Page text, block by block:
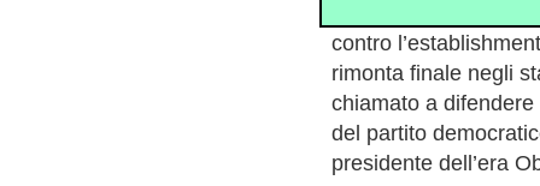
contro
rimonta finale negli
chiamato a
del partito
presidente dell’era